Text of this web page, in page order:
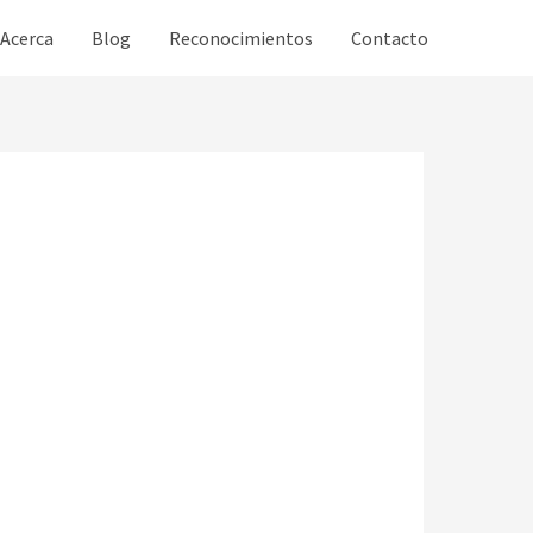
Acerca Blog Reconocimientos Contacto